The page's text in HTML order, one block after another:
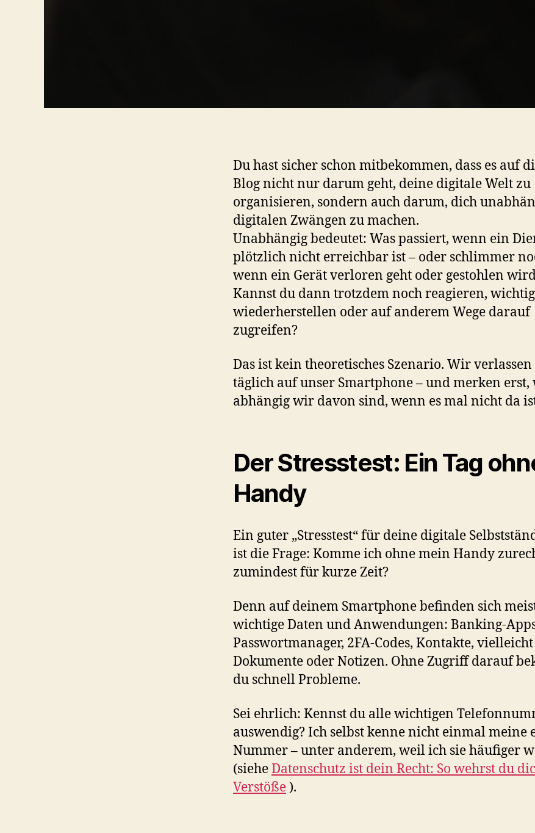
Du hast sicher schon mitbekommen, dass es auf
Blog nicht nur darum geht, deine digitale Welt zu
organisieren, sondern auch darum, dich
digitalen Zwängen zu machen.
Unabhängig bedeutet: Was passiert, wenn ein
plötzlich nicht erreichbar ist – oder schlimmer
wenn ein Gerät verloren geht oder gestohlen
Kannst du dann trotzdem noch reagieren,
wiederherstellen oder auf anderem Wege darauf
zugreifen?
Das ist kein theoretisches Szenario. Wir verlassen
täglich auf unser Smartphone – und merken erst,
abhängig wir davon sind, wenn es mal nicht da
Der Stresstest: Ein Tag
Handy
Ein guter „Stresstest“ für deine digitale
ist die Frage: Komme ich ohne mein Handy
zumindest für kurze Zeit?
Denn auf deinem Smartphone befinden sich
wichtige Daten und Anwendungen: Banking-
Passwortmanager, 2FA-Codes, Kontakte,
Dokumente oder Notizen. Ohne Zugriff darauf
du schnell Probleme.
Sei ehrlich: Kennst du alle wichtigen
auswendig? Ich selbst kenne nicht einmal meine
Nummer – unter anderem, weil ich sie häufiger
(sieheDatenschutz ist dein Recht: So wehrst du
Verstöße).